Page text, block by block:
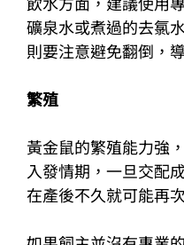
礦泉水或煮過的去氯
則要注意避免翻倒，
繁殖
黃金鼠的繁殖能力強
入發情期，一旦交配
在產後不久就可能再